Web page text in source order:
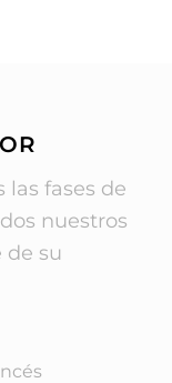
las fases de
nuestros
de su